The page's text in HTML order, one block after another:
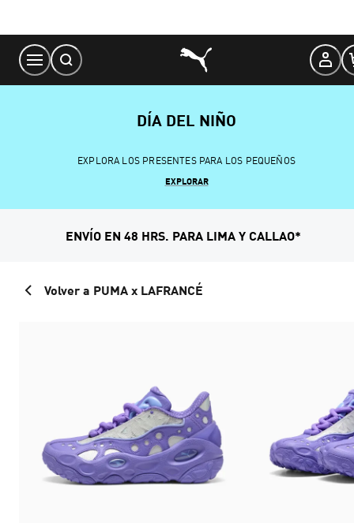
Content
DÍA DEL NIÑO
EXPLORA LOS PRESENTES PARA LOS PEQUEÑOS
EXPLORAR
ENVÍO EN 48 HRS. PARA LIMA Y CALLAO*
Volver a PUMA x LAFRANCÉ